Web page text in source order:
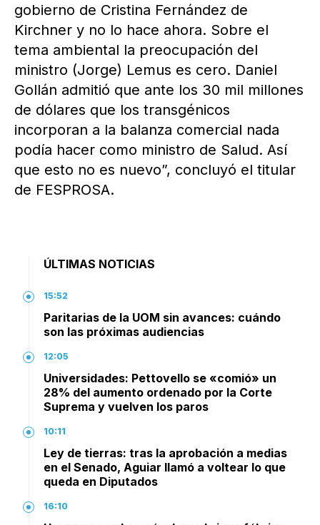
gobierno de Cristina Fernández de
Kirchner y no lo hace ahora. Sobre el
tema ambiental la preocupación del
ministro (Jorge) Lemus es cero. Daniel
Gollán admitió que ante los 30 mil millones
de dólares que los transgénicos
incorporan a la balanza comercial nada
podía hacer como ministro de Salud. Así
que esto no es nuevo”, concluyó el titular
de FESPROSA.
ÚLTIMAS NOTICIAS
15:52
Paritarias de la UOM sin avances: cuándo
son las próximas audiencias
12:05
Universidades: Pettovello se «comió» un
28% del aumento ordenado por la Corte
Suprema y vuelven los paros
10:11
Ley de tierras: tras la aprobación a medias
en el Senado, Aguiar llamó a voltear lo que
queda en Diputados
16:10